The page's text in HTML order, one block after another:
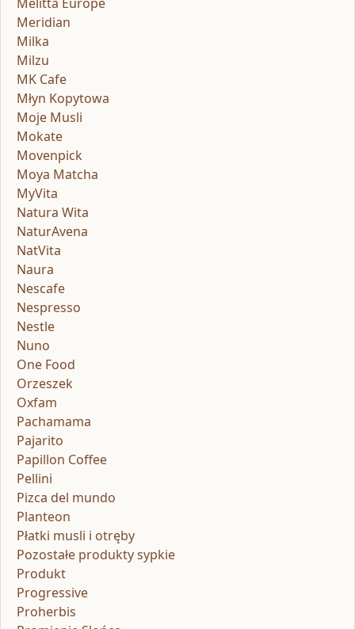
Meridian
Milka
Milzu
MK Cafe
Młyn Kopytowa
Moje Musli
Mokate
Movenpick
Moya Matcha
MyVita
Natura Wita
NaturAvena
NatVita
Naura
Nescafe
Nespresso
Nestle
Nuno
One Food
Orzeszek
Oxfam
Pachamama
Pajarito
Papillon Coffee
Pellini
Pizca del mundo
Planteon
Płatki musli i otręby
Pozostałe produkty sypkie
Produkt
Progressive
Proherbis